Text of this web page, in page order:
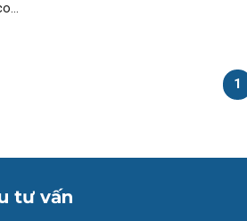
1
tư vấn